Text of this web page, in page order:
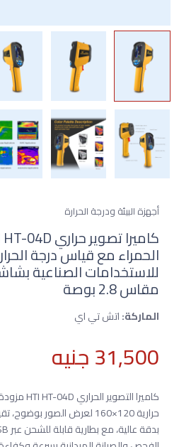
أجهزة البيئة ودرجة الحرارة
الحمراء مع قياس درجة
للاستخدامات الصناعية
مقاس 2.8 بوصة
الماركة:اتش تي اي
31,500 جنيه